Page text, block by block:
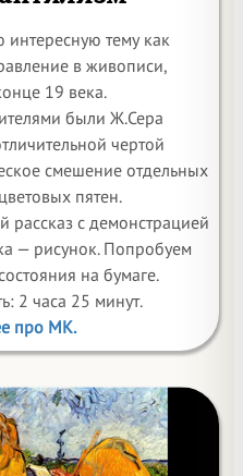
тему как
в живописи,
19 века.
были Ж.Сера
чертой
смешение отдельных
пятен.
рассказ с демонстрацией
— рисунок. Попробуем
на бумаге.
2 часа 25 минут.
про МК.